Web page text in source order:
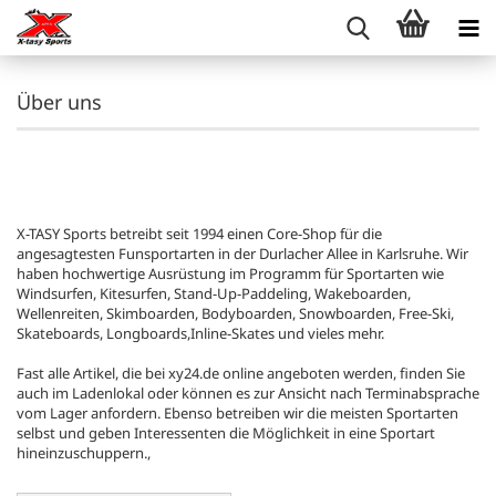
Über uns
X-TASY Sports betreibt seit 1994 einen Core-Shop für die
angesagtesten Funsportarten in der Durlacher Allee in Karlsruhe. Wir
haben hochwertige Ausrüstung im Programm für Sportarten wie
Windsurfen, Kitesurfen, Stand-Up-Paddeling, Wakeboarden,
Wellenreiten, Skimboarden, Bodyboarden, Snowboarden, Free-Ski,
Skateboards, Longboards,Inline-Skates und vieles mehr.
Fast alle Artikel, die bei xy24.de online angeboten werden, finden Sie
auch im Ladenlokal oder können es zur Ansicht nach Terminabsprache
vom Lager anfordern. Ebenso betreiben wir die meisten Sportarten
selbst und geben Interessenten die Möglichkeit in eine Sportart
hineinzuschuppern.,